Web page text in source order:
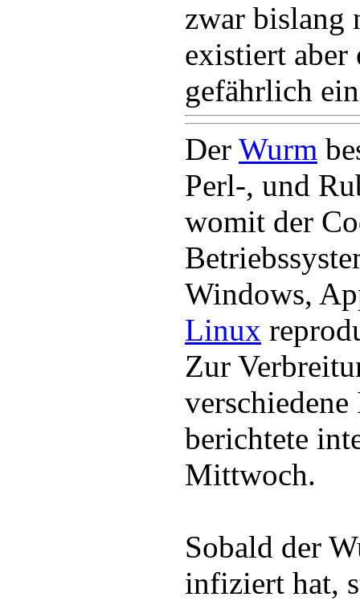
zwar bislang
existiert aber
gefährlich
Der Wurm
Perl-, und
womit der
Windows,
Linux
Zur
berichtete
Mittwoch.
Sobald der
infiziert hat,